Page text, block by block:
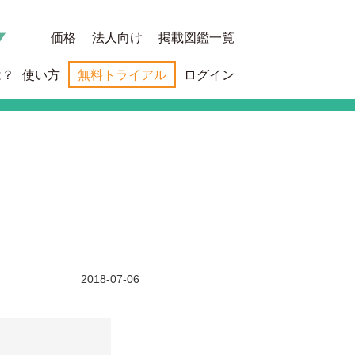
価格 法人向け 掲載図鑑一覧
使い方 無料トライアル ログイン
2018-07-06